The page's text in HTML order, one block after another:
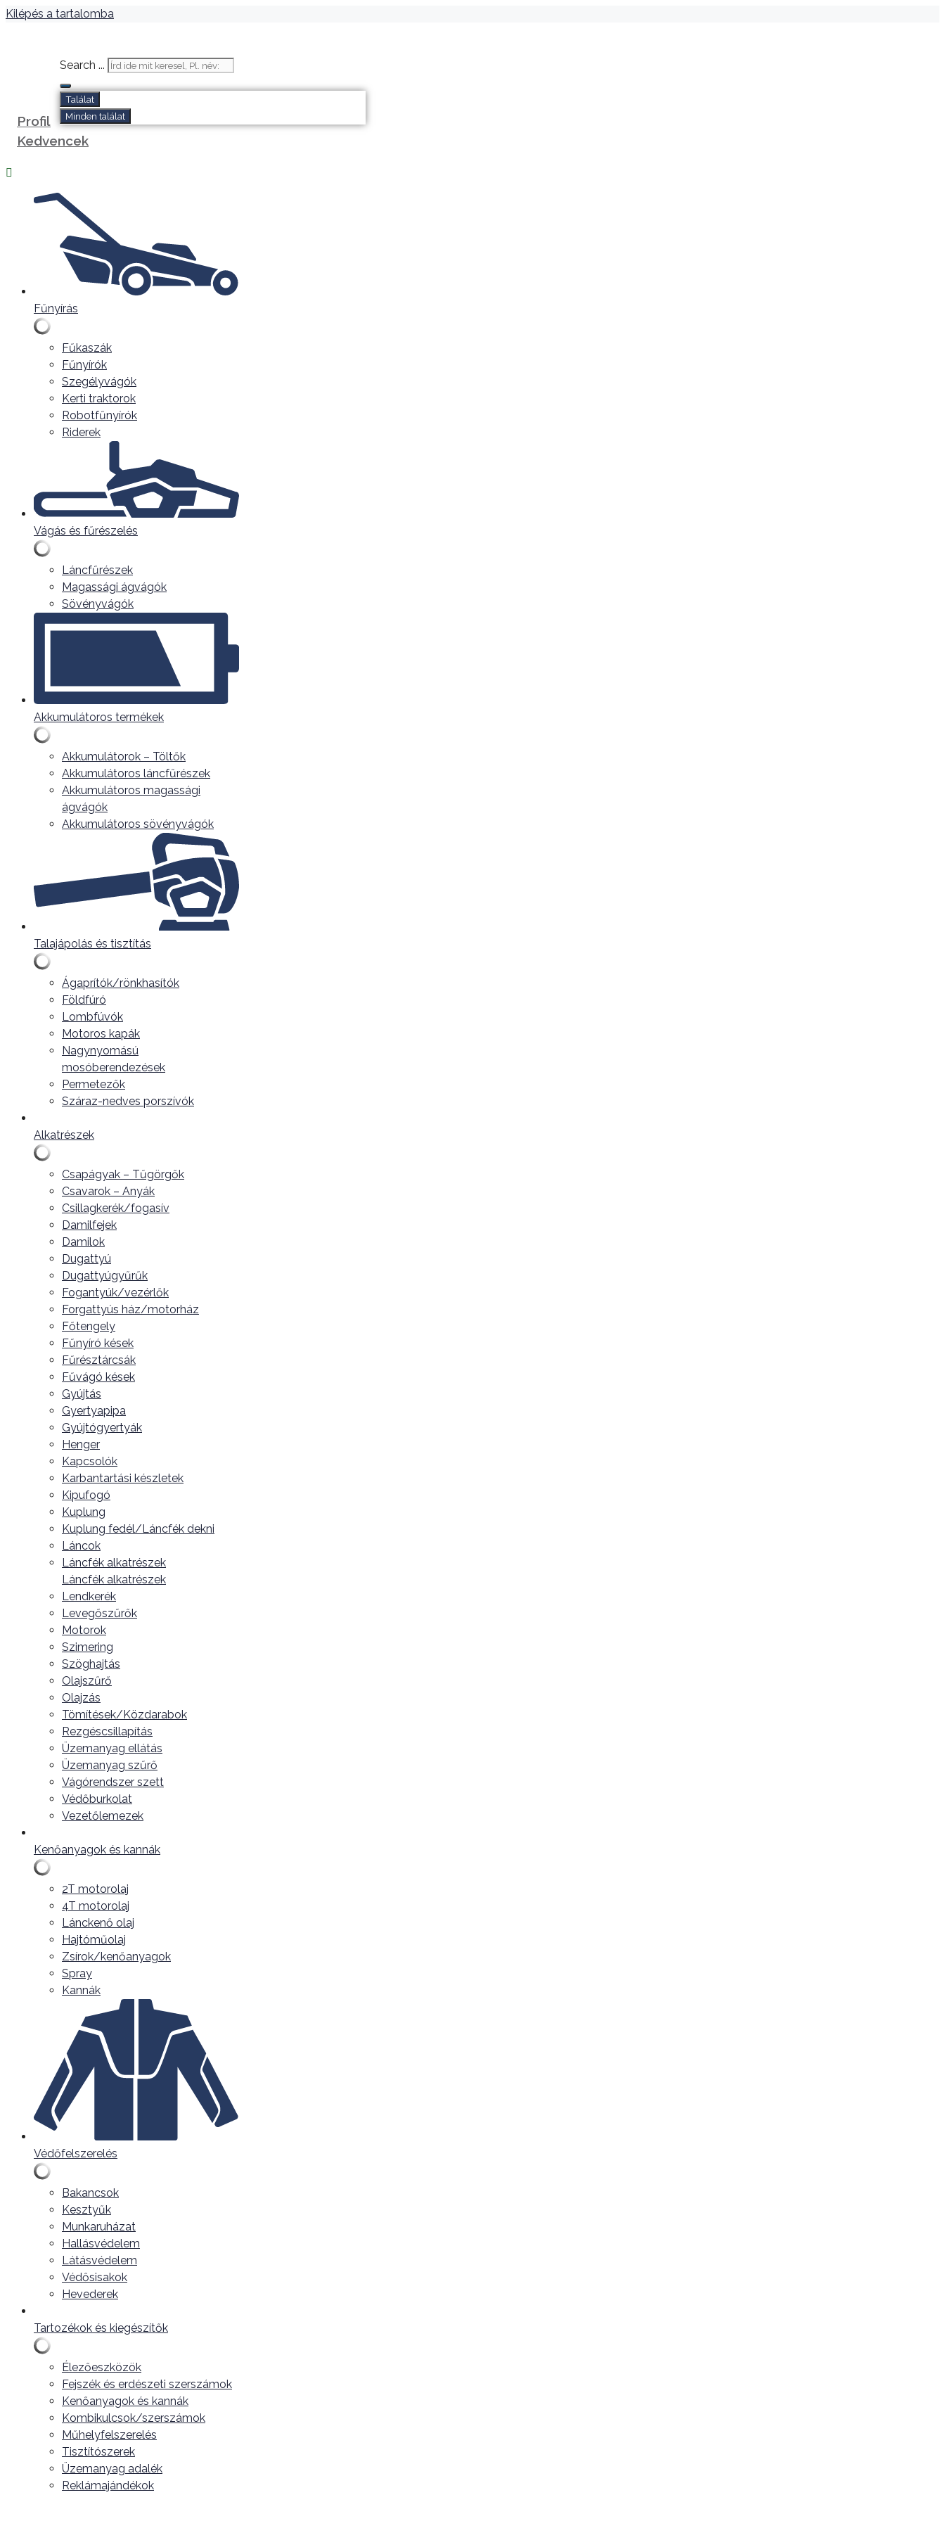
Kilépés a tartalomba
Search ...
Találat
Minden találat
Profil
Kedvencek
Fűnyírás
Fűkaszák
Fűnyírók
Szegélyvágók
Kerti traktorok
Robotfűnyírók
Riderek
Vágás és fűrészelés
Láncfűrészek
Magassági ágvágók
Sövényvágók
Akkumulátoros termékek
Akkumulátorok – Töltők
Akkumulátoros láncfűrészek
Akkumulátoros magassági
ágvágók
Akkumulátoros sövényvágók
Talajápolás és tisztítás
Ágaprítók/rönkhasítók
Földfúró
Lombfúvók
Motoros kapák
Nagynyomású
mosóberendezések
Permetezők
Száraz-nedves porszívók
Alkatrészek
Csapágyak – Tűgörgők
Csavarok – Anyák
Csillagkerék/fogasív
Damilfejek
Damilok
Dugattyú
Dugattyúgyűrűk
Fogantyúk/vezérlők
Forgattyús ház/motorház
Főtengely
Fűnyíró kések
Fűrésztárcsák
Fűvágó kések
Gyújtás
Gyertyapipa
Gyújtógyertyák
Henger
Kapcsolók
Karbantartási készletek
Kipufogó
Kuplung
Kuplung fedél/Láncfék dekni
Láncok
Láncfék alkatrészek
Láncfék alkatrészek
Lendkerék
Levegőszűrők
Motorok
Szimering
Szöghajtás
Olajszűrő
Olajzás
Tömítések/Közdarabok
Rezgéscsillapítás
Üzemanyag ellátás
Üzemanyag szűrő
Vágórendszer szett
Védőburkolat
Vezetőlemezek
Kenőanyagok és kannák
2T motorolaj
4T motorolaj
Lánckenő olaj
Hajtóműolaj
Zsírok/kenőanyagok
Spray
Kannák
Védőfelszerelés
Bakancsok
Kesztyűk
Munkaruházat
Hallásvédelem
Látásvédelem
Védősisakok
Hevederek
Tartozékok és kiegészítők
Élezőeszközök
Fejszék és erdészeti szerszámok
Kenőanyagok és kannák
Kombikulcsok/szerszámok
Műhelyfelszerelés
Tisztítószerek
Üzemanyag adalék
Reklámajándékok